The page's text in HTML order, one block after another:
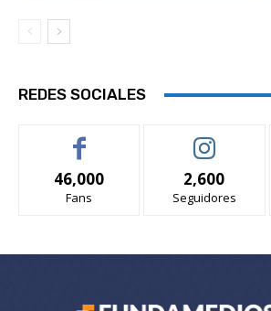
REDES SOCIALES
46,000
Fans
2,600
Seguidores